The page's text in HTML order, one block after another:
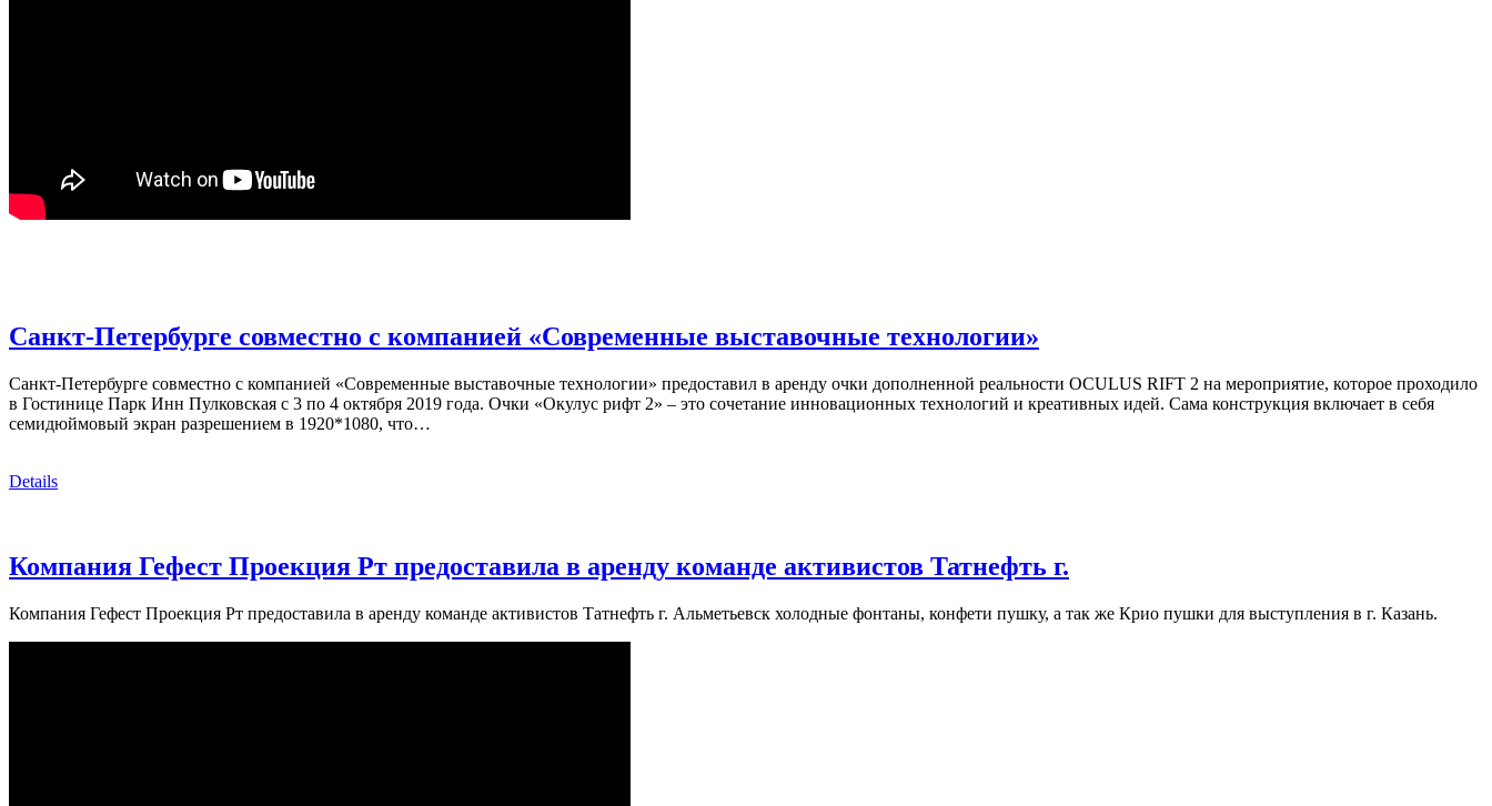
Санкт-Петербурге совместно с компанией «Современные выставочные технологии»
Санкт-Петербурге совместно с компанией «Современные выставочные технологии» предоставил в аренду очки дополненной реальности OCULUS RIFT 2 на мероприятие, которое проходило
в Гостинице Парк Инн Пулковская с 3 по 4 октября 2019 года. Очки «Окулус рифт 2» – это сочетание инновационных технологий и креативных идей. Сама конструкция включает в себя
семидюймовый экран разрешением в 1920*1080, что…
Details
Компания Гефест Проекция Рт предоставила в аренду команде активистов Татнефть г.
Компания Гефест Проекция Рт предоставила в аренду команде активистов Татнефть г. Альметьевск холодные фонтаны, конфети пушку, а так же Крио пушки для выступления в г. Казань.